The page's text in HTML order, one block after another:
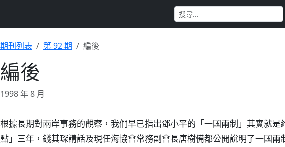
期刊列表 第 92 期 編後
編後
1998 年 8 月
根據長期對兩岸事務的觀察，我們早已指出鄧小平的「一國兩制」其實就是
點」三年，錢其琛講話及現任海協會常務副會長唐樹備都公開說明了一國兩